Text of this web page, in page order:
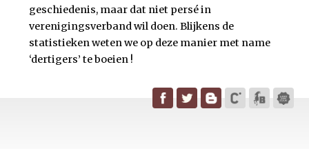
geschiedenis, maar dat niet persé in
verenigingsverband wil doen. Blijkens de
statistieken weten we op deze manier met name
‘dertigers’ te boeien !